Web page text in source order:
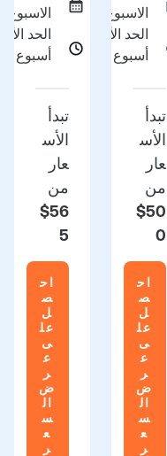
الاسبوع
أسبوع
تبدأ
الأس
عار
من
$50
0
اح
ص
ل
عل
ى
ع
ر
ض
ال
س
ع
ر
الاسبوع
أسبوع
تبدأ
الأس
عار
من
$56
5
اح
ص
ل
عل
ى
ع
ر
ض
ال
س
ع
ر